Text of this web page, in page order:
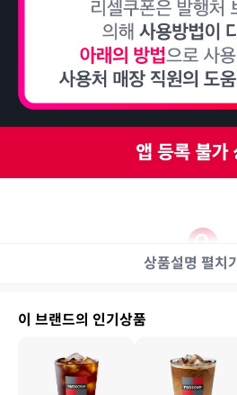
상품설명 펼치기
이 브랜드의 인기상품